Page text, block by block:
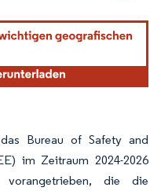
erfordert Namensnennung gemäß
Bureau of Safety and
im Zeitraum 2024-2026
vorangetrieben, die die